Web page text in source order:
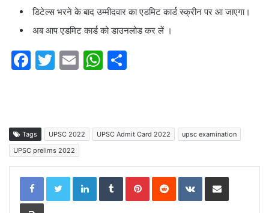
डिटेल्स भरने के बाद उम्मीदवार का एडमिट कार्ड स्क्रीन पर आ जाएगा।
अब आप एडमिट कार्ड को डाउनलोड कर लें ।
F
b
o
o
k
T
E
W
A
p
Tags UPSC 2022 UPSC Admit Card 2022
upsc examination
UPSC prelims 2022
LinkedInTumblrPinterestReddit VKontakteShare via Email
Print